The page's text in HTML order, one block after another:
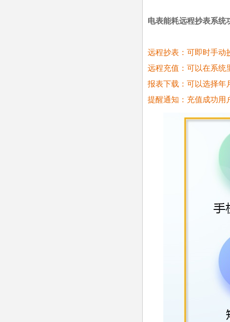
电表能耗远程抄表系统
远程抄表：可即时手动
远程充值：可以在系统
报表下载：可以选择年
提醒通知：充值成功用